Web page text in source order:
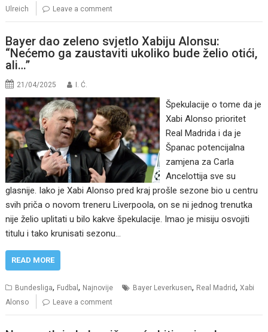
Ulreich
Leave a comment
Bayer dao zeleno svjetlo Xabiju Alonsu:
“Nećemo ga zaustaviti ukoliko bude želio otići,
ali…”
21/04/2025 I. Ć.
Špekulacije o tome da je
Xabi Alonso prioritet
Real Madrida i da je
Španac potencijalna
zamjena za Carla
Ancelottija sve su
glasnije. Iako je Xabi Alonso pred kraj prošle sezone bio u centru
svih priča o novom treneru Liverpoola, on se ni jednog trenutka
nije želio uplitati u bilo kakve špekulacije. Imao je misiju osvojiti
titulu i tako krunisati sezonu…
READ MORE
Bundesliga, Fudbal, Najnovije Bayer Leverkusen, Real Madrid,Xabi
Alonso
Leave a comment